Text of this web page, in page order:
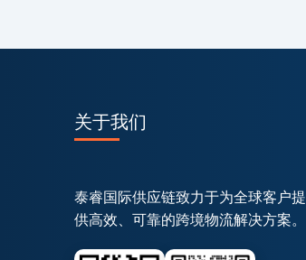
关于我们
泰睿国际供应链致力于为全球客户提
供高效、可靠的跨境物流解决方案。